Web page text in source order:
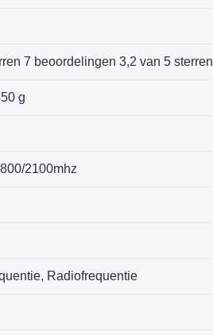
7 beoordelingen 3,2 van 5 sterren
g
2100mhz
Radiofrequentie